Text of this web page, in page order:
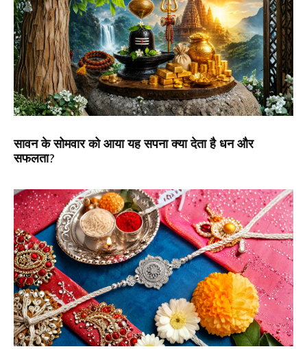
सावन के सोमवार को आया यह सपना क्या देता है धन और
सफलता?